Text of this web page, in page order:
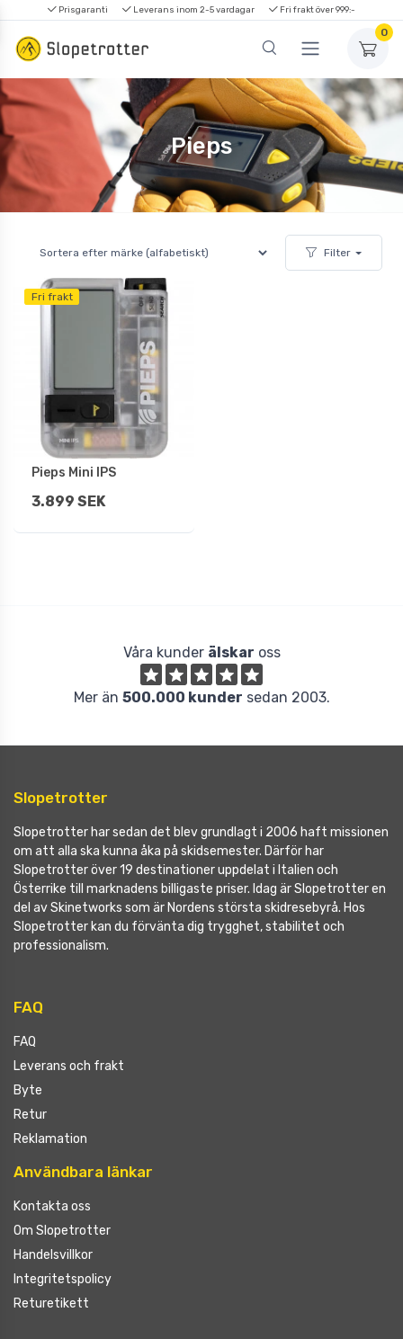
Prisgaranti Leverans inom 2-5 vardagar Fri frakt över 999:-
0
Pieps
Filter
Fri frakt
Pieps Mini IPS
3.899 SEK
Våra kunder älskar oss
Mer än 500.000 kunder sedan 2003.
Slopetrotter
Slopetrotter har sedan det blev grundlagt i 2006 haft missionen
om att alla ska kunna åka på skidsemester. Därför har
Slopetrotter över 19 destinationer uppdelat i Italien och
Österrike till marknadens billigaste priser. Idag är Slopetrotter en
del av Skinetworks som är Nordens största skidresebyrå. Hos
Slopetrotter kan du förvänta dig trygghet, stabilitet och
professionalism.
FAQ
FAQ
Leverans och frakt
Byte
Retur
Reklamation
Användbara länkar
Kontakta oss
Om Slopetrotter
Handelsvillkor
Integritetspolicy
Returetikett